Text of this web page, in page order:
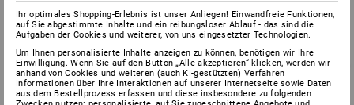
Ihr optimales Shopping-Erlebnis ist unser Anliegen! Einwandfreie Funktionen,
auf Sie abgestimmte Inhalte und ein reibungsloser Ablauf - das sind die
Aufgaben der Cookies und weiterer, von uns eingesetzter Technologien.
Um Ihnen personalisierte Inhalte anzeigen zu können, benötigen wir Ihre
Einwilligung. Wenn Sie auf den Button „Alle akzeptieren“ klicken, werden wir
anhand von Cookies und weiteren (auch KI-gestützten) Verfahren
Informationen über Ihre Interaktionen auf unserer Internetseite sowie Daten
aus dem Bestellprozess erfassen und diese insbesondere zu folgenden